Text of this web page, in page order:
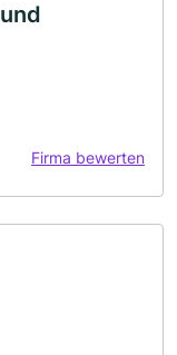
Firma bewerten